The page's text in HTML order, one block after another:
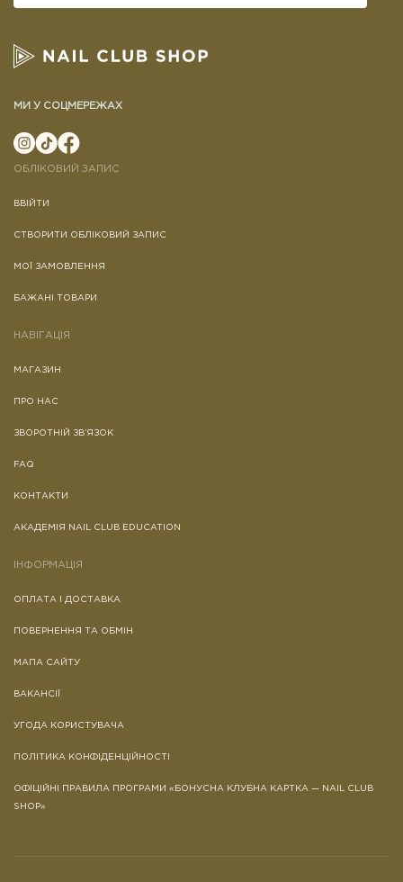
МИ У СОЦМЕРЕЖАХ
ОБЛІКОВИЙ ЗАПИС
ВВІЙТИ
СТВОРИТИ ОБЛІКОВИЙ ЗАПИС
МОЇ ЗАМОВЛЕННЯ
БАЖАНІ ТОВАРИ
НАВІГАЦІЯ
МАГАЗИН
ПРО НАС
ЗВОРОТНІЙ ЗВ’ЯЗОК
FAQ
КОНТАКТИ
АКАДЕМІЯ NAIL CLUB EDUCATION
ІНФОРМАЦІЯ
ОПЛАТА І ДОСТАВКА
ПОВЕРНЕННЯ ТА ОБМІН
МАПА САЙТУ
ВАКАНСІЇ
УГОДА КОРИСТУВАЧА
ПОЛІТИКА КОНФІДЕНЦІЙНОСТІ
ОФІЦІЙНІ ПРАВИЛА ПРОГРАМИ «БОНУСНА КЛУБНА КАРТКА — NAIL CLUB
SHOP»